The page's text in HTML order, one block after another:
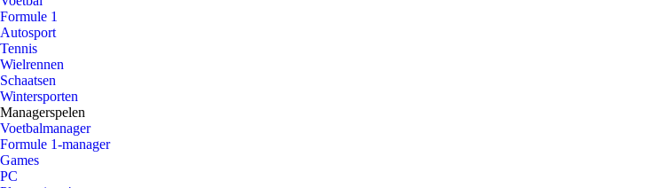
Formule 1
Autosport
Tennis
Wielrennen
Schaatsen
Wintersporten
Managerspelen
Voetbalmanager
Formule 1-manager
Games
PC